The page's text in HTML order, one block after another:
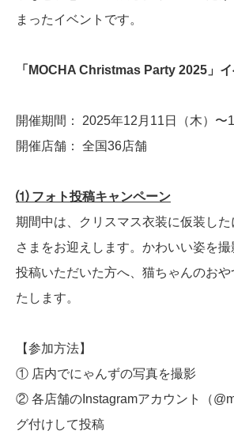
まったイベントです。
「MOCHA Christmas Party 2025」
開催期間： 2025年12月11日（木）〜
開催店舗： 全国36店舗
⑴ フォト投稿キャンペーン
期間中は、クリスマス衣装に仮装し
さまをお迎えします。かわいい姿を
投稿いただいた方へ、猫ちゃんのお
たします。
【参加方法】
① 店内でにゃんずの写真を撮影
② 各店舗のInstagramアカウント（
グ付けして投稿